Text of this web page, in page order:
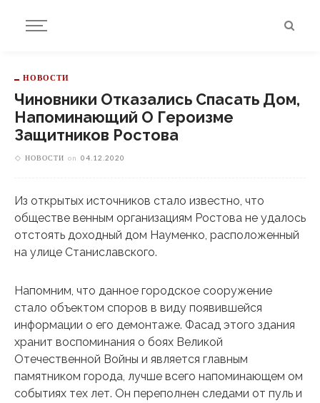
НОВОСТИ
Чиновники Отказались Спасать Дом,
Напоминающий О Героизме
Защитников Ростова
НОВОСТИ on 04.12.2020
Из открытых источников стало известно, что
обществе венным организациям Ростова не удалось
отстоять доходный дом Науменко, расположенный
на улице Станиславского.
Напомним, что данное городское сооружение
стало объектом споров в виду появившейся
информации о его демонтаже. Фасад этого здания
хранит воспоминания о боях Великой
Отечественной Войны и является главным
памятником города, лучше всего напоминающем ом
событиях тех лет. Он переполнен следами от пуль и